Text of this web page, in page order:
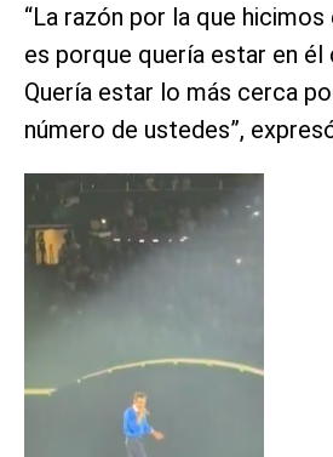
“La razón por la que
es porque quería estar en él
Quería estar lo más cerca
número de ustedes”,